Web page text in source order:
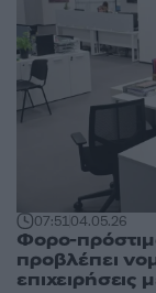
07:5104.05.26
Φορο-
προβλέπει